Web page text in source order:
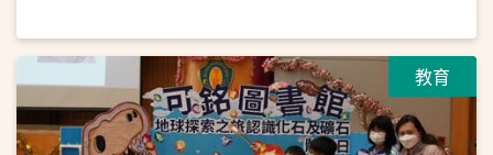
教育